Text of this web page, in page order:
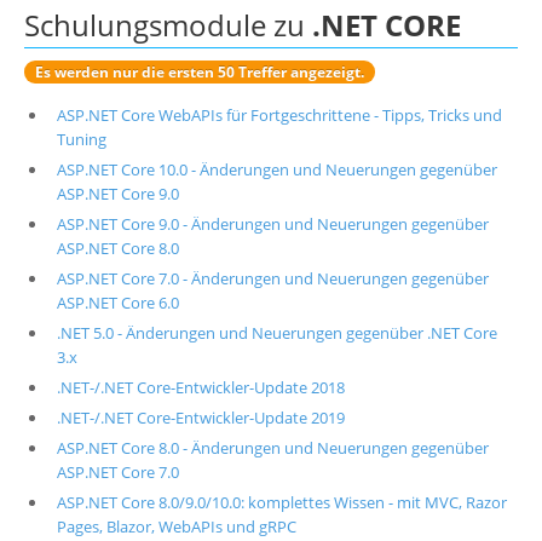
Schulungsmodule zu .NET CORE
Es werden nur die ersten 50 Treffer angezeigt.
ASP.NET Core WebAPIs für Fortgeschrittene - Tipps, Tricks und
Tuning
ASP.NET Core 10.0 - Änderungen und Neuerungen gegenüber
ASP.NET Core 9.0
ASP.NET Core 9.0 - Änderungen und Neuerungen gegenüber
ASP.NET Core 8.0
ASP.NET Core 7.0 - Änderungen und Neuerungen gegenüber
ASP.NET Core 6.0
.NET 5.0 - Änderungen und Neuerungen gegenüber .NET Core
3.x
.NET-/.NET Core-Entwickler-Update 2018
.NET-/.NET Core-Entwickler-Update 2019
ASP.NET Core 8.0 - Änderungen und Neuerungen gegenüber
ASP.NET Core 7.0
ASP.NET Core 8.0/9.0/10.0: komplettes Wissen - mit MVC, Razor
Pages, Blazor, WebAPIs und gRPC